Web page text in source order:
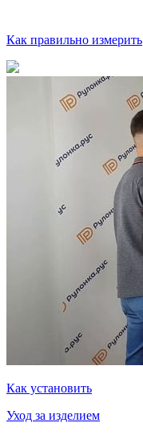
Как правильно измерить
Как установить
Уход за изделием